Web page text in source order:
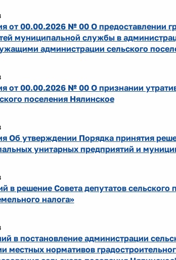
от 00.00.2026 № 00 О предоставлении
муниципальной службы в
администрации сельского
от 00.00.2026 № 00 О признании
поселения Нялинское
Об утверждении Порядка принятия
унитарных предприятий и
в решение Совета депутатов
налога»
в постановление администрации
нормативов